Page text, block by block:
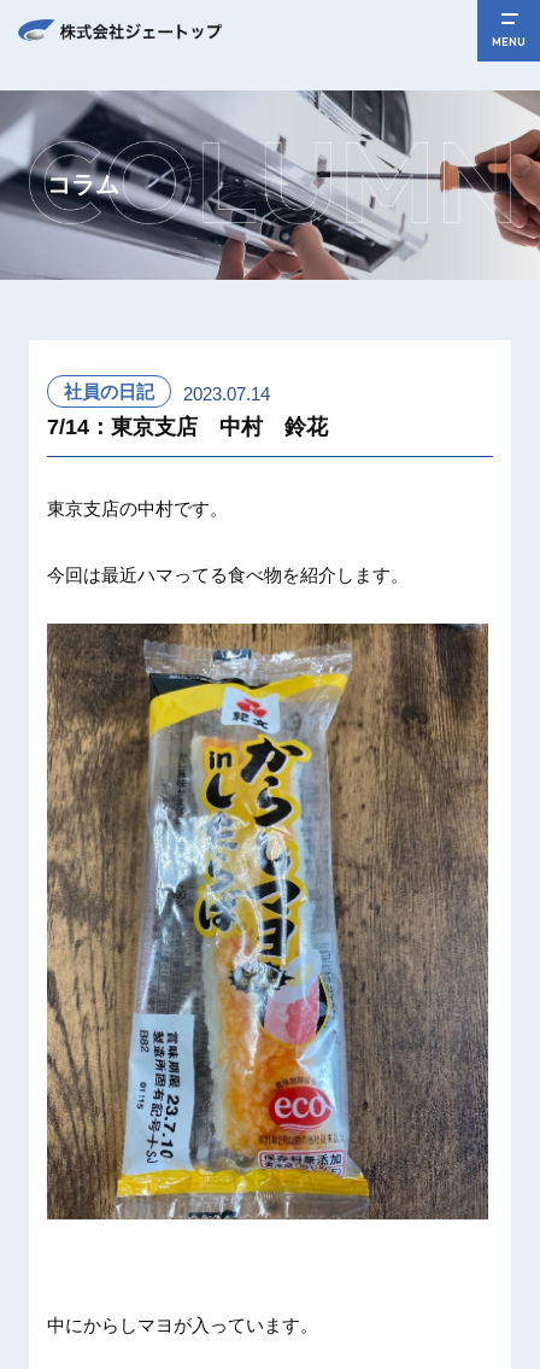
MENU
コラム
社員の日記 2023.07.14
7/14：東京支店 中村 鈴花
東京支店の中村です。
今回は最近ハマってる食べ物を紹介します。
中にからしマヨが入っています。